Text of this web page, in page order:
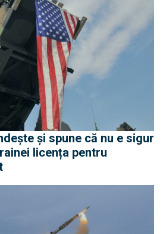
și spune că nu e sigur
licența pentru